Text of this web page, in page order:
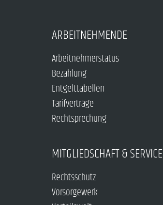
ARBEITNEHMENDE
Arbeitnehmerstatus
Bezahlung
Entgelttabellen
Tarifverträge
Rechtsprechung
MITGLIEDSCHAFT & SERVICE
Rechtsschutz
Vorsorgewerk